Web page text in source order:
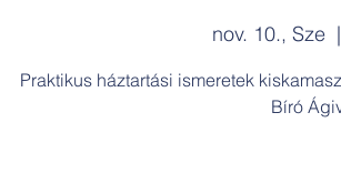
nov. 10., Sze
  |
Praktikus háztartási ismeretek
Bíró